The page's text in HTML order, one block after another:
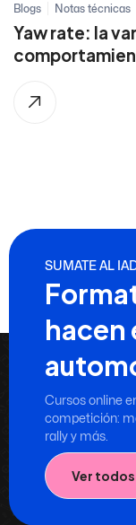
Blogs Notas técnicas
Yaw rate: la
SUMATE AL
hacen
Cursos online
competición:
rally y más.
Ver